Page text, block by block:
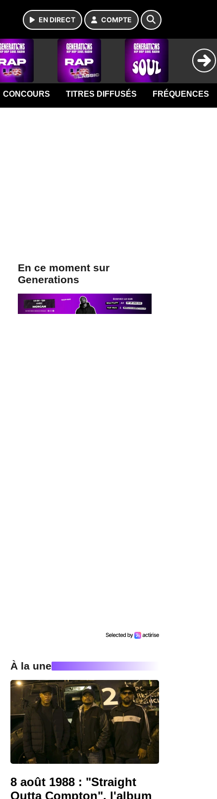
EN DIRECT COMPTE
CONCOURS TITRES DIFFUSÉS FRÉQUENCES
En ce moment sur
Generations
À la une
8 août 1988 : "Straight
Outta Compton", l'album